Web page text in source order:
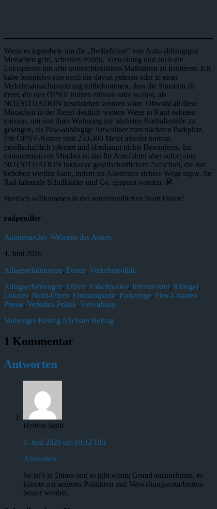
Wenn es irgendwie um die „Bedürfnisse“ von Auto-abhängigen
Menschen geht, scheinen Politik, Verwaltung und auch die
Lokalpresse mit sehr unterschiedlichen Maßstäben zu hantieren. Ich
habe beispielsweise noch nie davon gelesen oder in einer
Verkehrsausschusssitzung mitbekommen, dass die Situation all
derer, die den ÖPNV nutzen müssen oder wollen, als
NOTSITUATION beschrieben worden wäre. Obwohl all diese
Menschen in der Regel deutlich weitere Wege in Kauf nehmen
müssen, um von ihrer Wohnung zur nächsten Bushaltestelle zu
gelangen, als Pkw-abhängige Anwohner zum nächsten Parkplatz.
Für ÖPNV-Nutzer sind 250-300 Meter absolut normal,
gesellschaftlich toleriert und überhaupt nichts Besonderes. Im
motonormativen Mindset ist das für Autofahrer aber sofort eine
NOTSITUATION inklusive gesellschaftlichem Aufschrei, die nur
behoben werden kann, indem als Allererstes sichere Wege bspw. für
Rad fahrende Schulkinder und Co. gesperrt werden. 🚳
Herzlich willkommen in der autofreundlichen Stadt Düren!
radpendler
Autorenarchiv Webseite des Autors
4. Juni 2026
Alltagserfahrungen, Düren, Verkehrspolitik
Alltagserfahrungen, Düren, Falschparker, Infrastruktur, Klüngel,
Lokales, Nord-Düren, Ordnungsamt, Parkzeuge, Pkw-Chaoten,
Presse, Verkehrs-Politik, Verwaltung
Vorheriger Beitrag Nächster Beitrag
1 Kommentar
Antworten
Helmut Stahl
6. Juni 2026 um 09:12 Uhr
Antworten
So ist’s in Düren und es gibt wenig Grund anzunehmen, es
könnte mit anderen Politikern und Verwaltungsmitarbeitern
besser werden.